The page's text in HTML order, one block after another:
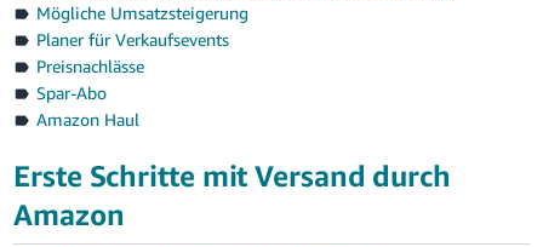
Mögliche Umsatzsteigerung
Planer für Verkaufsevents
Preisnachlässe
Spar-Abo
Amazon Haul
Erste Schritte mit Versand durch
Amazon